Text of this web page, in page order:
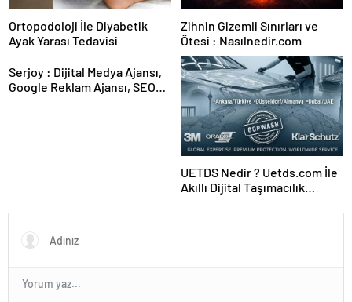
Ortopodoloji İle Diyabetik
Ayak Yarası Tedavisi
Zihnin Gizemli Sınırları ve
Ötesi : Nasılnedir.com
Serjoy : Dijital Medya Ajansı,
Google Reklam Ajansı, SEO
UETDS Nedir ? Uetds.com İle
Akıllı Dijital Taşımacılık